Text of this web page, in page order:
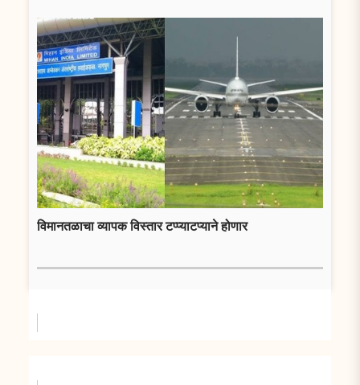
विमानतळाचा व्यापक विस्तार टप्प्याटप्याने होणार